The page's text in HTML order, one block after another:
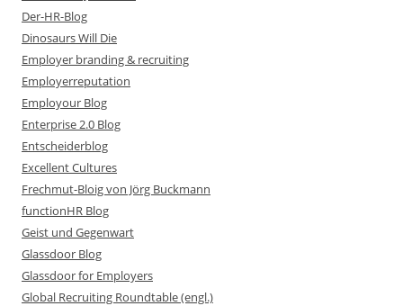
Der-HR-Blog
Dinosaurs Will Die
Employer branding & recruiting
Employerreputation
Employour Blog
Enterprise 2.0 Blog
Entscheiderblog
Excellent Cultures
Frechmut-Bloig von Jörg Buckmann
functionHR Blog
Geist und Gegenwart
Glassdoor Blog
Glassdoor for Employers
Global Recruiting Roundtable (engl.)